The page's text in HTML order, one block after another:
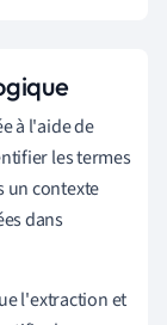
à l'aide de
les termes
un contexte
dans
l'extraction et